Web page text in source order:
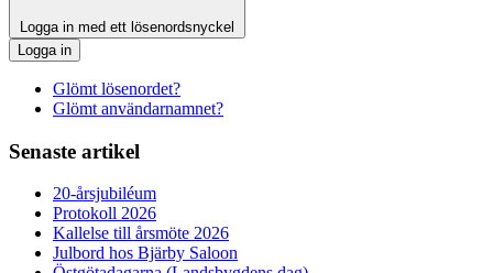
Logga in med ett lösenordsnyckel
Logga in
Glömt lösenordet?
Glömt användarnamnet?
Senaste artikel
20-årsjubiléum
Protokoll 2026
Kallelse till årsmöte 2026
Julbord hos Bjärby Saloon